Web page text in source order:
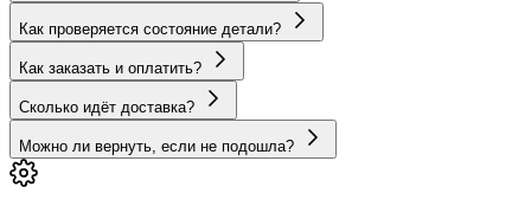
Как проверяется состояние детали?
Как заказать и оплатить?
Сколько идёт доставка?
Можно ли вернуть, если не подошла?